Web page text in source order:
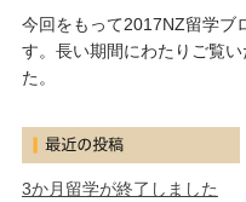
今回をもって2017NZ留学ブ
す。長い期間にわたりご覧
た。
3か月留学が終了しました